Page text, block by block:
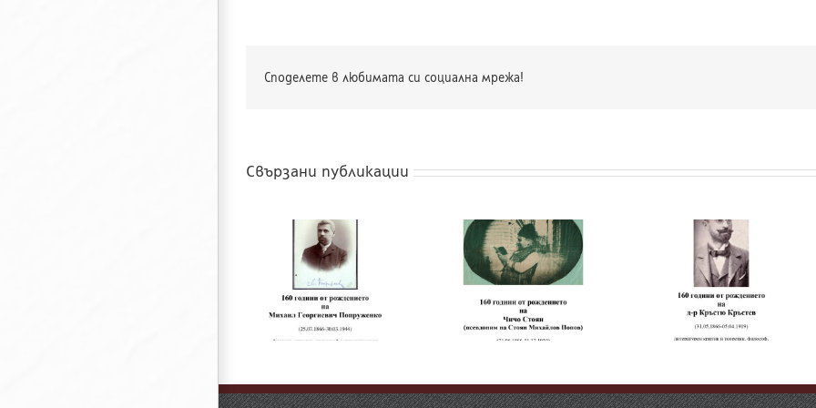
Споделете в любимата си социална мрежа!
Свързани публикации
160 години от
рождението на
Чичо Стоян
(псевдоним на
Стоян Михайлов
160 години от
рождението на д-р
Кръстю Кръстев
180 години от
рождението на
Хенрик Сенкевич